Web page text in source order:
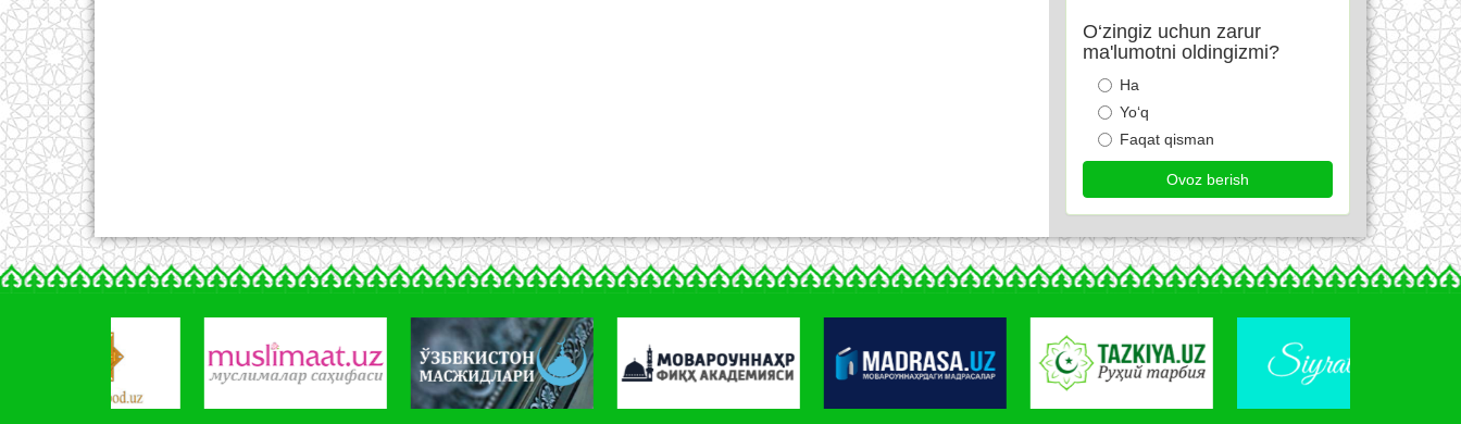
O‘zingiz uchun zarur
ma'lumotni oldingizmi?
Ha
Yo‘q
Faqat qisman